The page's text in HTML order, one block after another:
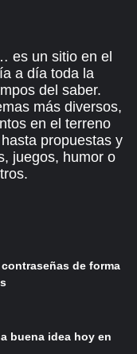
es un sitio en el
a día toda la
del saber.
más diversos,
en el terreno
propuestas y
juegos, humor o
de forma
buena idea hoy en